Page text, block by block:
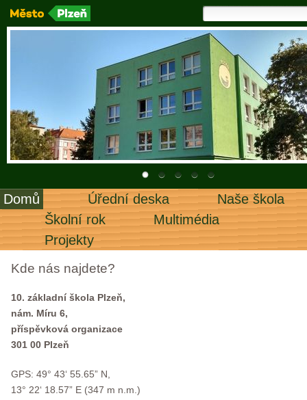
Domů Úřední deska
Naše škola
Školní rok
Multimédia
Projekty
Kde nás najdete?
10. základní škola Plzeň,
nám. Míru 6,
příspěvková organizace
301 00 Plzeň
GPS: 49° 43‘ 55.65” N,
13° 22‘ 18.57” E (347 m n.m.)